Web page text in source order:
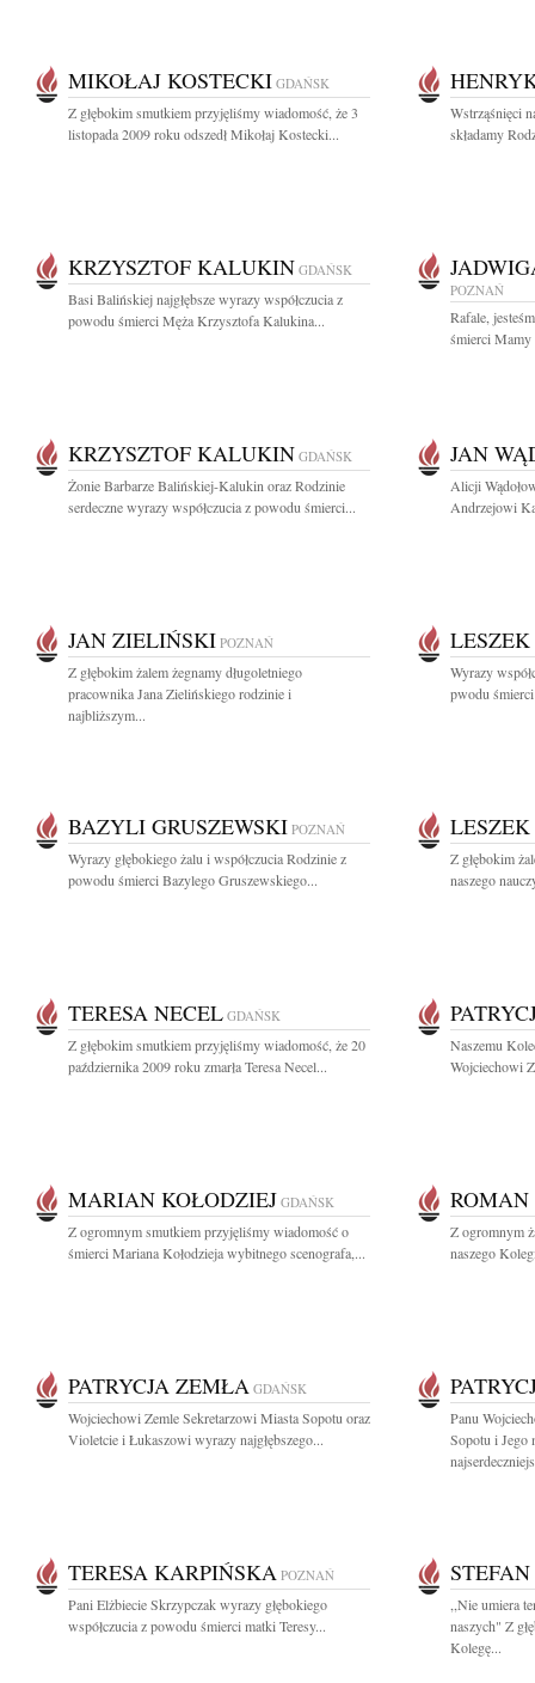
MIKOŁAJ KOSTECKI GDAŃSK
Z głębokim smutkiem przyjęliśmy wiadomość, że 3
listopada 2009 roku odszedł Mikołaj Kostecki...
Wstrząśnięci
składamy
KRZYSZTOF KALUKIN GDAŃSK
Basi Balińskiej najgłębsze wyrazy współczucia z
powodu śmierci Męża Krzysztofa Kalukina...
POZNAŃ
Rafale,
śmierci Mamy
KRZYSZTOF KALUKIN GDAŃSK
Żonie Barbarze Balińskiej-Kalukin oraz Rodzinie
serdeczne wyrazy współczucia z powodu śmierci...
JAN
Alicji
Andrzejowi
JAN ZIELIŃSKI POZNAŃ
Z głębokim żalem żegnamy długoletniego
pracownika Jana Zielińskiego rodzinie i
najbliższym...
Wyrazy
pwodu
BAZYLI GRUSZEWSKI POZNAŃ
Wyrazy głębokiego żalu i współczucia Rodzinie z
powodu śmierci Bazylego Gruszewskiego...
Z głębokim
naszego
TERESA NECEL GDAŃSK
Z głębokim smutkiem przyjęliśmy wiadomość, że 20
października 2009 roku zmarła Teresa Necel...
Naszemu
Wojciechowi
MARIAN KOŁODZIEJ GDAŃSK
Z ogromnym smutkiem przyjęliśmy wiadomość o
śmierci Mariana Kołodzieja wybitnego scenografa,...
Z ogromnym
naszego
PATRYCJA ZEMŁA GDAŃSK
Wojciechowi Zemle Sekretarzowi Miasta Sopotu oraz
Violetcie i Łukaszowi wyrazy najgłębszego...
Panu
Sopotu i Jego
TERESA KARPIŃSKA POZNAŃ
Pani Elżbiecie Skrzypczak wyrazy głębokiego
współczucia z powodu śmierci matki Teresy...
,,Nie umiera
naszych" Z
Kolegę...